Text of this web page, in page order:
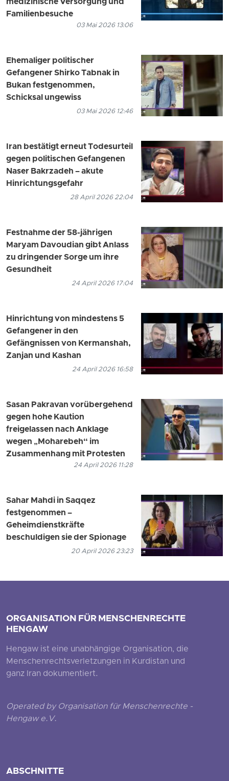
Familienbesuche
03 Mai 2026 13:06
Ehemaliger politischer
Gefangener Shirko Tabnak in
Bukan festgenommen,
Schicksal ungewiss
03 Mai 2026 12:46
Iran bestätigt erneut Todesurteil
gegen politischen Gefangenen
Naser Bakrzadeh – akute
Hinrichtungsgefahr
28 April 2026 22:04
Festnahme der 58-jährigen
Maryam Davoudian gibt Anlass
zu dringender Sorge um ihre
Gesundheit
24 April 2026 17:04
Hinrichtung von mindestens 5
Gefangener in den
Gefängnissen von Kermanshah,
Zanjan und Kashan
24 April 2026 16:58
Sasan Pakravan vorübergehend
gegen hohe Kaution
freigelassen nach Anklage
wegen „Moharebeh“ im
Zusammenhang mit Protesten
24 April 2026 11:28
Sahar Mahdi in Saqqez
festgenommen –
Geheimdienstkräfte
beschuldigen sie der Spionage
20 April 2026 23:23
ORGANISATION FÜR MENSCHENRECHTE
HENGAW
Hengaw ist eine unabhängige Organisation, die
Menschenrechtsverletzungen in Kurdistan und
ganz Iran dokumentiert.
Operated by Organisation für Menschenrechte -
Hengaw e.V.
ABSCHNITTE